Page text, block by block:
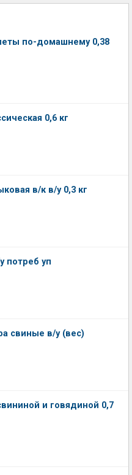
по-домашнему 0,38
0,6 кг
в/к в/у 0,3 кг
потреб уп
свиные в/у (вес)
и говядиной 0,7